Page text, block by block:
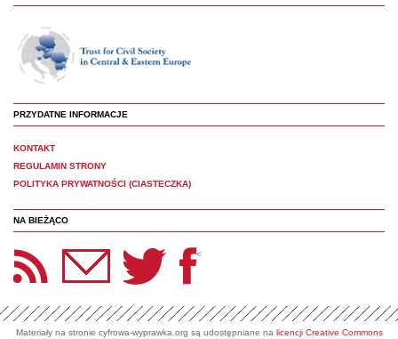
PRZYDATNE INFORMACJE
KONTAKT
REGULAMIN STRONY
POLITYKA PRYWATNOŚCI (CIASTECZKA)
NA BIEŻĄCO
Panoptyka Facebook <
Materiały na stronie cyfrowa-wyprawka.org są udostępniane na licencji Creative Commons